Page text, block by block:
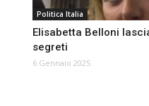
Politica Italia
Elisabetta Belloni
segreti
6 Gennaio 2025